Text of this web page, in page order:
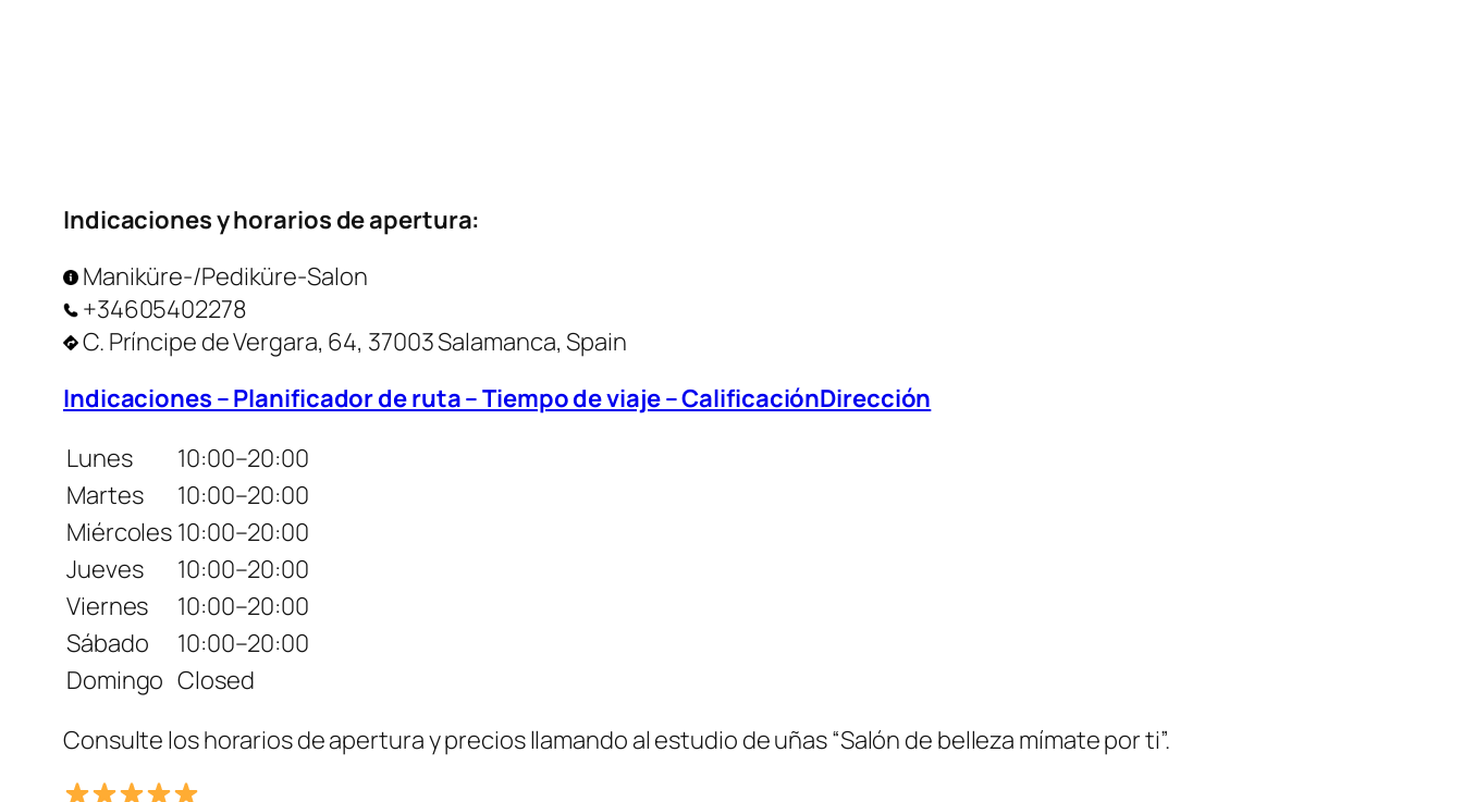
Indicaciones y horarios de apertura:
Maniküre-/Pediküre-Salon
+34605402278
C. Príncipe de Vergara, 64, 37003 Salamanca, Spain
Indicaciones – Planificador de ruta – Tiempo de viaje – CalificaciónDirección
Lunes
10:00–20:00
Martes
10:00–20:00
Miércoles 10:00–20:00
Jueves
10:00–20:00
Viernes
10:00–20:00
Sábado
10:00–20:00
Domingo Closed
Consulte los horarios de apertura y precios llamando al estudio de uñas “Salón de belleza mímate por ti”.